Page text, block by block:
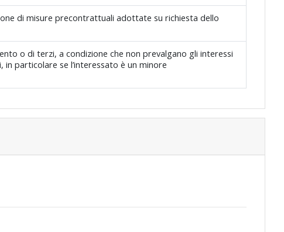
di misure precontrattuali adottate su richiesta dello
o di terzi, a condizione che non prevalgano gli interessi
particolare se l’interessato è un minore